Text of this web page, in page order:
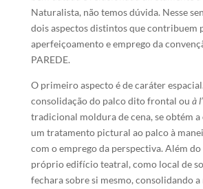
Naturalista, não temos dúvida. Nesse
dois aspectos distintos que contribuem
aperfeiçoamento e emprego da
PAREDE.
O primeiro aspecto é de caráter
consolidação do palco dito frontal ou à
tradicional moldura de cena, se obtém
um tratamento pictural ao palco à
com o emprego da perspectiva. Além
próprio edifício teatral, como local de
fechara sobre si mesmo, consolidando